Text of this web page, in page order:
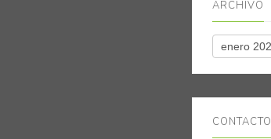
ARCHIVO
CONTACTO